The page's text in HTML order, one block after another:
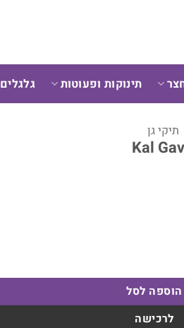
תינוקות ופעוטות גלגלים
תיקי גן
הוספה לסל
לרכישה